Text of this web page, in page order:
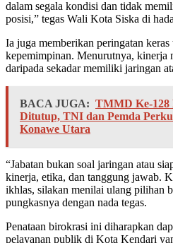
dalam segala kondisi dan tidak
posisi,” tegas Wali Kota Siska di
Ia juga memberikan peringatan
kepemimpinan. Menurutnya, kinerja
daripada sekadar memiliki jaringan
BACA JUGA: TMMD Ke-128
Ditutup, TNI dan Pemda
Konawe Utara
“Jabatan bukan soal jaringan atau
kinerja, etika, dan tanggung jawab.
ikhlas, silakan menilai ulang pilihan
pungkasnya dengan nada tegas.
Penataan birokrasi ini diharapkan
pelayanan publik di Kota Kendari